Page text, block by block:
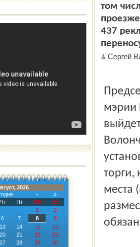
2026
›
»
Чт Пт Сб
Вс
1
2
6 7 8
9
13 14 15
16
20 21 22
23
27 28 29
30
том
437
Сергей
мэрии
торги,
места